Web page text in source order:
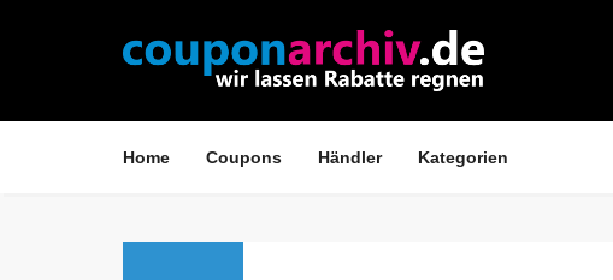
Home Coupons Händler Kategorien